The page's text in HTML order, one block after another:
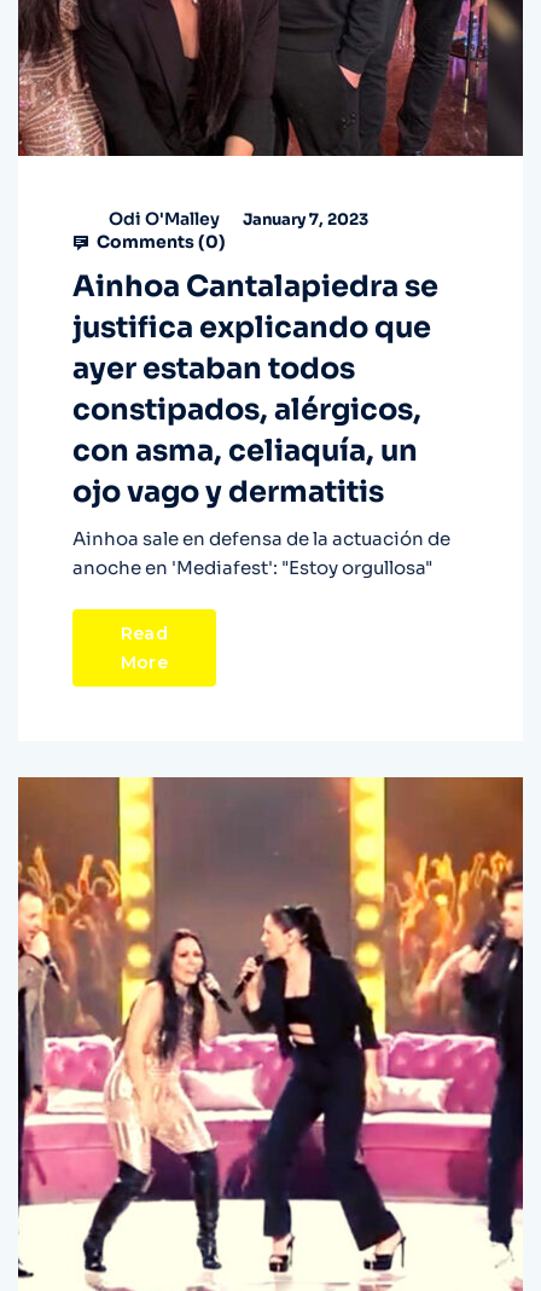
Odi O'Malley January 7, 2023
Comments (0)
Ainhoa Cantalapiedra se
justifica explicando que
ayer estaban todos
constipados, alérgicos,
con asma, celiaquía, un
ojo vago y dermatitis
Ainhoa sale en defensa de la actuación de
anoche en 'Mediafest': "Estoy orgullosa"
Read
More